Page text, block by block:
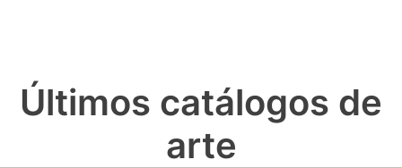
Últimos catálogos de
arte